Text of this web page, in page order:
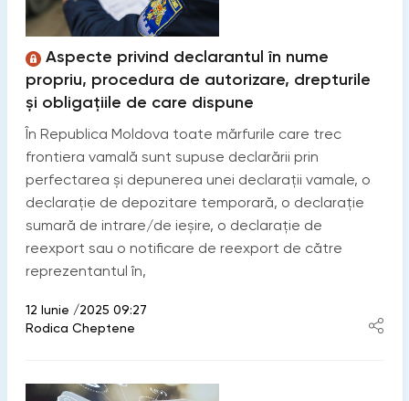
Aspecte privind declarantul în nume
propriu, procedura de autorizare, drepturile
și obligațiile de care dispune
În Republica Moldova toate mărfurile care trec
frontiera vamală sunt supuse declarării prin
perfectarea și depunerea unei declarații vamale, o
declarație de depozitare temporară, o declarație
sumară de intrare/de ieșire, o declarație de
reexport sau o notificare de reexport de către
reprezentantul în,
12 Iunie /2025 09:27
Rodica Cheptene